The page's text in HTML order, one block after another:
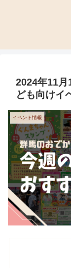
2024年11
ども向けイ
イベント情報